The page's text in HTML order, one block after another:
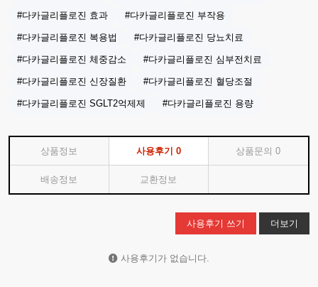
#다카글리플로진 효과 #다카글리플로진 부작용
#다카글리플로진 복용법 #다카글리플로진 당뇨치료
#다카글리플로진 체중감소 #다카글리플로진 심부전치료
#다카글리플로진 신장질환 #다카글리플로진 혈당조절
#다카글리플로진 SGLT2억제제 #다카글리플로진 용량
상품정보 사용후기 0 상품문의0
배송정보 교환정보
사용후기 쓰기 더보기
사용후기가 없습니다.